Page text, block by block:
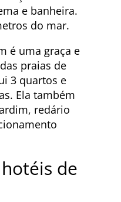
e banheira.
do mar.
é uma graça e
praias de
3 quartos e
Ela também
redário
de